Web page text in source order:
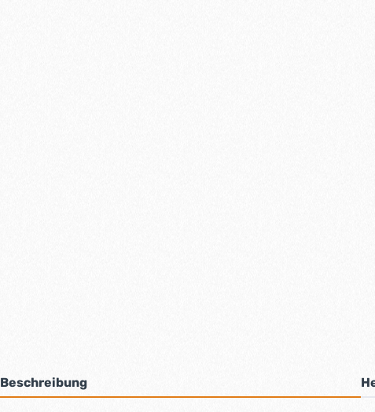
Beschreibung